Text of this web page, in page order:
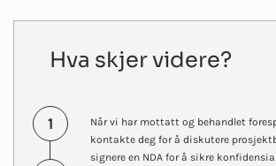
Hva skjer videre?
1
Når vi har mottatt og behandlet
kontakte deg for å diskutere
signere en NDA for å sikre